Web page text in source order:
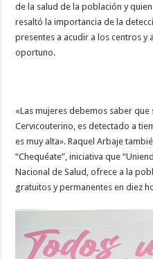
de la salud de la población y
resaltó la importancia de la
presentes a acudir a los centros y
oportuno.
«Las mujeres debemos saber que
Cervicouterino, es detectado a
es muy alta». Raquel Arbaje
“Chequéate”, iniciativa que
Nacional de Salud, ofrece a la
gratuitos y permanentes en diez